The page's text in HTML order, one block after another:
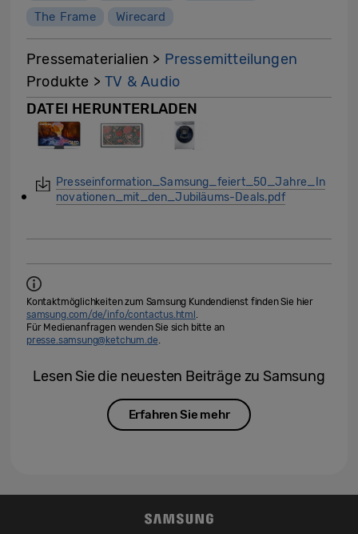
The Frame
Wirecard
Pressematerialien > Pressemitteilungen
Produkte >TV & Audio
DATEI HERUNTERLADEN
Presseinformation_Samsung_feiert_50_Jahre_In
novationen_mit_den_Jubiläums-Deals.pdf
Kontaktmöglichkeiten zum Samsung Kundendienst finden Sie hier
samsung.com/de/info/contactus.html .
Für Medienanfragen wenden Sie sich bitte an
presse.samsung@ketchum.de.
Lesen Sie die neuesten Beiträge zu Samsung
Erfahren Sie mehr